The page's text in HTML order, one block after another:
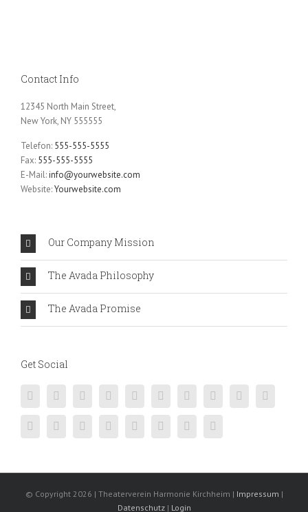
Contact Info
12345 North Main Street,
New York, NY 555555
Telefon: 555-555-5555
Fax: 555-555-5555
E-Mail:info@yourwebsite.com
Website:Yourwebsite.com
Our Company Mission
The Avada Philosophy
The Avada Promise
Get Social
© Copyright 2026 | Theaterverein Harmonie Kirchheim | Impressum |
Datenschutz| Login